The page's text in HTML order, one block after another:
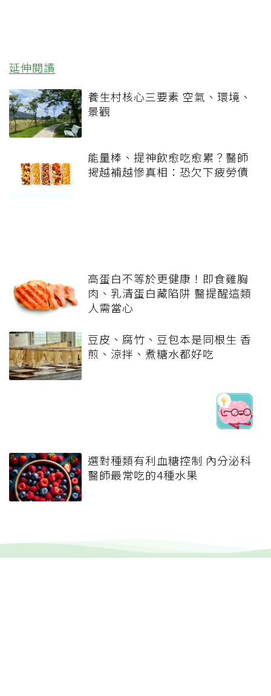
延伸閱讀
養生村核心三要素 空氣、環境、
景觀
能量棒、提神飲愈吃愈累？醫師
揭越補越慘真相：恐欠下疲勞債
高蛋白不等於更健康！即食雞胸
肉、乳清蛋白藏陷阱 醫提醒這類
人需當心
豆皮、腐竹、豆包本是同根生 香
煎、涼拌、煮糖水都好吃
選對種類有利血糖控制 內分泌科
醫師最常吃的4種水果